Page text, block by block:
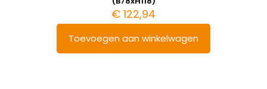
€ 122,94
Toevoegen aan winkelwagen